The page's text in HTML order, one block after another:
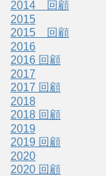
2014 回顧
2015
2015 回顧
2016
2016 回顧
2017
2017 回顧
2018
2018 回顧
2019
2019 回顧
2020
2020 回顧